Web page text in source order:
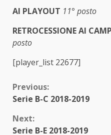
AI PLAYOUT 11° posto
RETROCESSIONE AI
posto
[player_list 22677]
Continue
Previous:
Serie B-C 2018-2019
Next:
Serie B-E 2018-2019